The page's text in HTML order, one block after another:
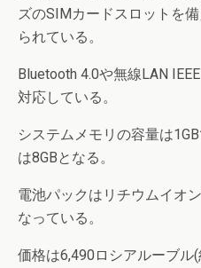
ズのSIMカードスロットを
られている。
Bluetooth 4.0や無線LAN
対応している。
システムメモリの容量は
は8GBとなる。
電池パックはリチウムイオ
なっている。
価格は6,490ロシアルーブル